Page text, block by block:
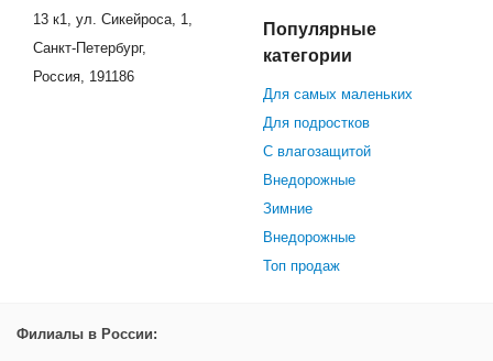
13 к1, ул. Сикейроса, 1,
Санкт-Петербург,
Россия, 191186
Популярные
категории
Для самых маленьких
Для подростков
С влагозащитой
Внедорожные
Зимние
Внедорожные
Топ продаж
Филиалы в России: